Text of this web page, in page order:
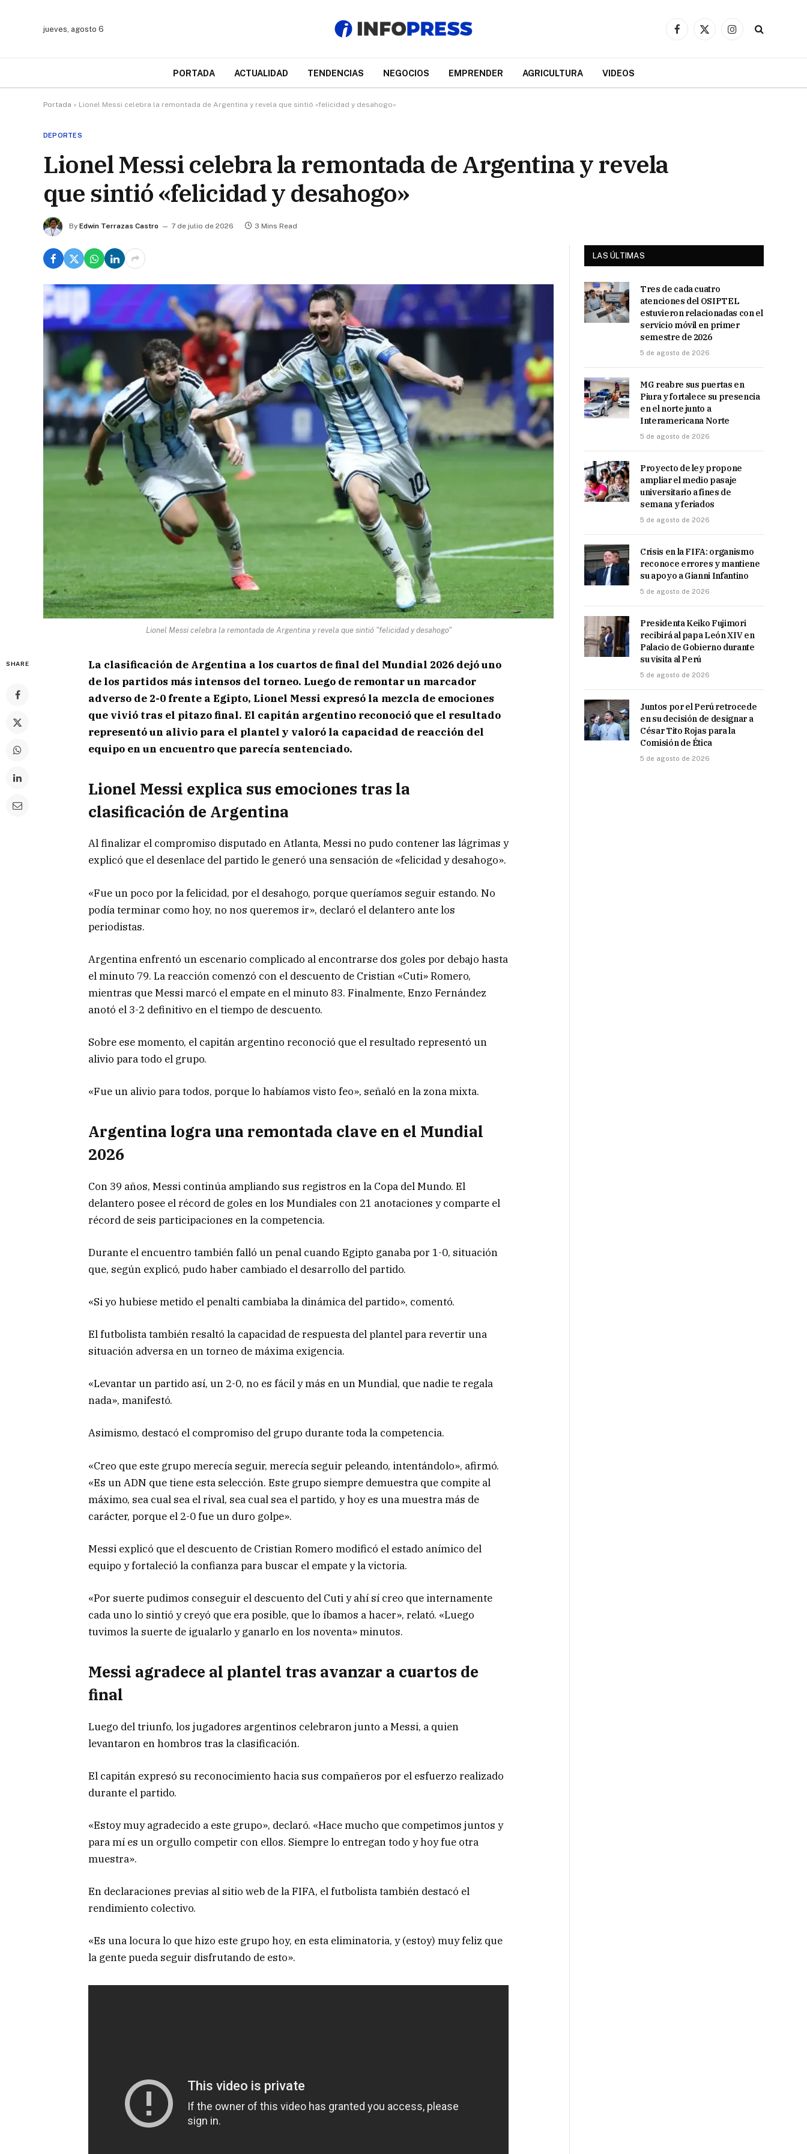
jueves, agosto 6
Facebook
X
Instagram
PORTADA ACTUALIDAD TENDENCIAS NEGOCIOS EMPRENDER AGRICULTURA VIDEOS
Portada » Lionel Messi celebra la remontada de Argentina y revela que sintió «felicidad y desahogo»
DEPORTES
Lionel Messi celebra la remontada de Argentina y revela
que sintió «felicidad y desahogo»
By Edwin Terrazas Castro 7 de julio de 2026 3 Mins Read
Lionel Messi celebra la remontada de Argentina y revela que sintió "felicidad y desahogo"
SHARE
La clasificación de Argentina a los cuartos de final del Mundial 2026 dejó uno
de los partidos más intensos del torneo. Luego de remontar un marcador
adverso de 2-0 frente a Egipto, Lionel Messi expresó la mezcla de emociones
que vivió tras el pitazo final. El capitán argentino reconoció que el resultado
representó un alivio para el plantel y valoró la capacidad de reacción del
equipo en un encuentro que parecía sentenciado.
Lionel Messi explica sus emociones tras la
clasificación de Argentina
Al finalizar el compromiso disputado en Atlanta, Messi no pudo contener las lágrimas y
explicó que el desenlace del partido le generó una sensación de «felicidad y desahogo».
«Fue un poco por la felicidad, por el desahogo, porque queríamos seguir estando. No
podía terminar como hoy, no nos queremos ir», declaró el delantero ante los
periodistas.
Argentina enfrentó un escenario complicado al encontrarse dos goles por debajo hasta
el minuto 79. La reacción comenzó con el descuento de Cristian «Cuti» Romero,
mientras que Messi marcó el empate en el minuto 83. Finalmente, Enzo Fernández
anotó el 3-2 definitivo en el tiempo de descuento.
Sobre ese momento, el capitán argentino reconoció que el resultado representó un
alivio para todo el grupo.
«Fue un alivio para todos, porque lo habíamos visto feo», señaló en la zona mixta.
Argentina logra una remontada clave en el Mundial
2026
Con 39 años, Messi continúa ampliando sus registros en la Copa del Mundo. El
delantero posee el récord de goles en los Mundiales con 21 anotaciones y comparte el
récord de seis participaciones en la competencia.
Durante el encuentro también falló un penal cuando Egipto ganaba por 1-0, situación
que, según explicó, pudo haber cambiado el desarrollo del partido.
«Si yo hubiese metido el penalti cambiaba la dinámica del partido», comentó.
El futbolista también resaltó la capacidad de respuesta del plantel para revertir una
situación adversa en un torneo de máxima exigencia.
«Levantar un partido así, un 2-0, no es fácil y más en un Mundial, que nadie te regala
nada», manifestó.
Asimismo, destacó el compromiso del grupo durante toda la competencia.
«Creo que este grupo merecía seguir, merecía seguir peleando, intentándolo», afirmó.
«Es un ADN que tiene esta selección. Este grupo siempre demuestra que compite al
máximo, sea cual sea el rival, sea cual sea el partido, y hoy es una muestra más de
carácter, porque el 2-0 fue un duro golpe».
Messi explicó que el descuento de Cristian Romero modificó el estado anímico del
equipo y fortaleció la confianza para buscar el empate y la victoria.
«Por suerte pudimos conseguir el descuento del Cuti y ahí sí creo que internamente
cada uno lo sintió y creyó que era posible, que lo íbamos a hacer», relató. «Luego
tuvimos la suerte de igualarlo y ganarlo en los noventa» minutos.
Messi agradece al plantel tras avanzar a cuartos de
final
Luego del triunfo, los jugadores argentinos celebraron junto a Messi, a quien
levantaron en hombros tras la clasificación.
El capitán expresó su reconocimiento hacia sus compañeros por el esfuerzo realizado
durante el partido.
«Estoy muy agradecido a este grupo», declaró. «Hace mucho que competimos juntos y
para mí es un orgullo competir con ellos. Siempre lo entregan todo y hoy fue otra
muestra».
En declaraciones previas al sitio web de la FIFA, el futbolista también destacó el
rendimiento colectivo.
«Es una locura lo que hizo este grupo hoy, en esta eliminatoria, y (estoy) muy feliz que
la gente pueda seguir disfrutando de esto».
LAS ÚLTIMAS
Tres de cada cuatro
atenciones del OSIPTEL
estuvieron relacionadas con el
servicio móvil en primer
semestre de 2026
5 de agosto de 2026
MG reabre sus puertas en
Piura y fortalece su presencia
en el norte junto a
Interamericana Norte
5 de agosto de 2026
Proyecto de ley propone
ampliar el medio pasaje
universitario a fines de
semana y feriados
5 de agosto de 2026
Crisis en la FIFA: organismo
reconoce errores y mantiene
su apoyo a Gianni Infantino
5 de agosto de 2026
Presidenta Keiko Fujimori
recibirá al papa León XIV en
Palacio de Gobierno durante
su visita al Perú
5 de agosto de 2026
Juntos por el Perú retrocede
en su decisión de designar a
César Tito Rojas para la
Comisión de Ética
5 de agosto de 2026